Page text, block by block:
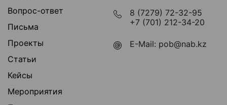
Вопрос-ответ
Письма
Проекты
Статьи
Кейсы
Мероприятия
8 (7279) 72-32-95
+7 (701) 212-34-20
E-Mail: pob@nab.kz